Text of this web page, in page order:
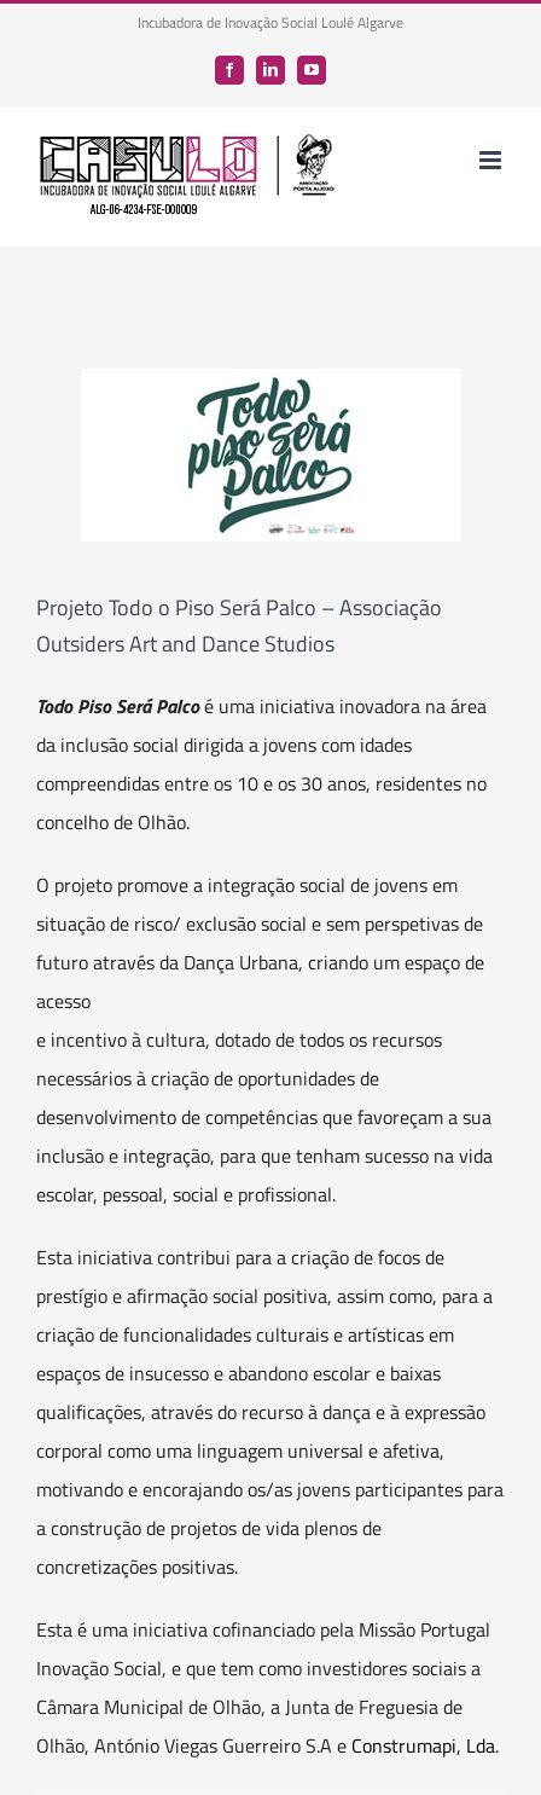
Incubadora de Inovação Social Loulé Algarve
FacebookLinkedInYouTube
Projeto Todo o Piso Será Palco – Associação
Outsiders Art and Dance Studios
Todo Piso Será Palcoé uma iniciativa inovadora na área
da inclusão social dirigida a jovens com idades
compreendidas entre os 10 e os 30 anos, residentes no
concelho de Olhão.
O projeto promove a integração social de jovens em
situação de risco/ exclusão social e sem perspetivas de
futuro através da Dança Urbana, criando um espaço de
acesso
e incentivo à cultura, dotado de todos os recursos
necessários à criação de oportunidades de
desenvolvimento de competências que favoreçam a sua
inclusão e integração, para que tenham sucesso na vida
escolar, pessoal, social e profissional.
Esta iniciativa contribui para a criação de focos de
prestígio e afirmação social positiva, assim como, para a
criação de funcionalidades culturais e artísticas em
espaços de insucesso e abandono escolar e baixas
qualificações, através do recurso à dança e à expressão
corporal como uma linguagem universal e afetiva,
motivando e encorajando os/as jovens participantes para
a construção de projetos de vida plenos de
concretizações positivas.
Esta é uma iniciativa cofinanciado pela Missão Portugal
Inovação Social, e que tem como investidores sociais a
Câmara Municipal de Olhão, a Junta de Freguesia de
Olhão, António Viegas Guerreiro S.A e Construmapi, Lda.